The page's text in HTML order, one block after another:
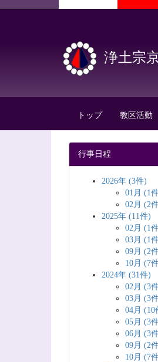
浄土宗
トップ 教区活動
行事日程
2026年 (3件)
01月 (1
02月 (2
2025年 (11件)
02月 (1
03月 (1
09月 (2
10月 (7
2024年 (31件)
02月 (3
03月 (3
04月 (10
05月 (3
06月 (3
09月 (2
10月 (7